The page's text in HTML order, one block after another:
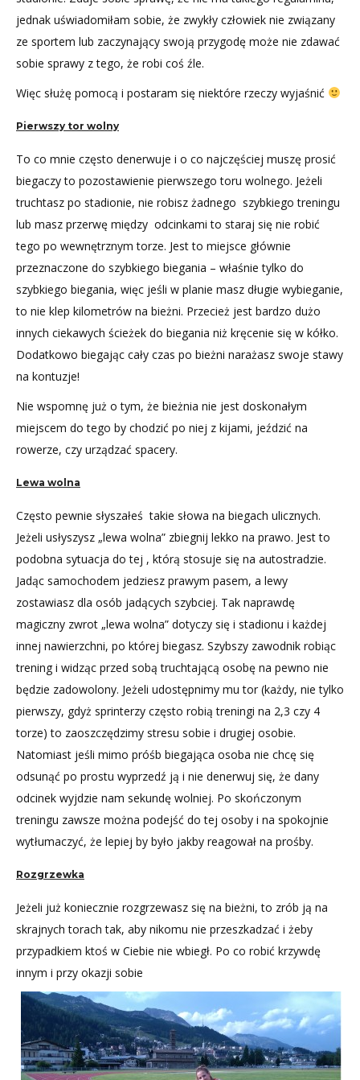
jednak uświadomiłam sobie, że zwykły człowiek nie związany
ze sportem lub zaczynający swoją przygodę może nie zdawać
sobie sprawy z tego, że robi coś źle.
Więc służę pomocą i postaram się niektóre rzeczy wyjaśnić
Pierwszy tor wolny
To co mnie często denerwuje i o co najczęściej muszę prosić
biegaczy to pozostawienie pierwszego toru wolnego. Jeżeli
truchtasz po stadionie, nie robisz żadnego szybkiego treningu
lub masz przerwę między odcinkami to staraj się nie robić
tego po wewnętrznym torze. Jest to miejsce głównie
przeznaczone do szybkiego biegania – właśnie tylko do
szybkiego biegania, więc jeśli w planie masz długie wybieganie,
to nie klep kilometrów na bieżni. Przecież jest bardzo dużo
innych ciekawych ścieżek do biegania niż kręcenie się w kółko.
Dodatkowo biegając cały czas po bieżni narażasz swoje stawy
na kontuzje!
Nie wspomnę już o tym, że bieżnia nie jest doskonałym
miejscem do tego by chodzić po niej z kijami, jeździć na
rowerze, czy urządzać spacery.
Lewa wolna
Często pewnie słyszałeś takie słowa na biegach ulicznych.
Jeżeli usłyszysz „lewa wolna” zbiegnij lekko na prawo. Jest to
podobna sytuacja do tej , którą stosuje się na autostradzie.
Jadąc samochodem jedziesz prawym pasem, a lewy
zostawiasz dla osób jadących szybciej. Tak naprawdę
magiczny zwrot „lewa wolna” dotyczy się i stadionu i każdej
innej nawierzchni, po której biegasz. Szybszy zawodnik robiąc
trening i widząc przed sobą truchtającą osobę na pewno nie
będzie zadowolony. Jeżeli udostępnimy mu tor (każdy, nie tylko
pierwszy, gdyż sprinterzy często robią treningi na 2,3 czy 4
torze) to zaoszczędzimy stresu sobie i drugiej osobie.
Natomiast jeśli mimo próśb biegająca osoba nie chcę się
odsunąć po prostu wyprzedź ją i nie denerwuj się, że dany
odcinek wyjdzie nam sekundę wolniej. Po skończonym
treningu zawsze można podejść do tej osoby i na spokojnie
wytłumaczyć, że lepiej by było jakby reagował na prośby.
Rozgrzewka
Jeżeli już koniecznie rozgrzewasz się na bieżni, to zrób ją na
skrajnych torach tak, aby nikomu nie przeszkadzać i żeby
przypadkiem ktoś w Ciebie nie wbiegł. Po co robić krzywdę
innym i przy okazji sobie